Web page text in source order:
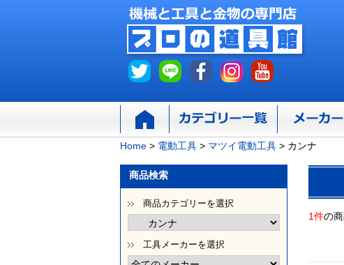
Home > 電動工具 > マツイ電動工具 > カンナ
1件の
商品検索
商品カテゴリーを選択
工具メーカーを選択